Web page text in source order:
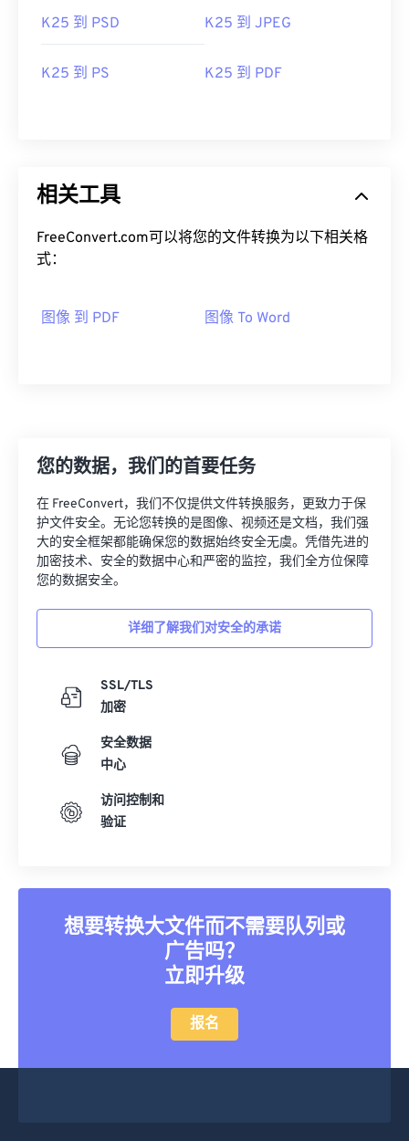
K25 到 PSD K25 到 JPEG
K25 到 PS K25 到 PDF
相关工具
FreeConvert.com可以将您的文件转换为以下相关格
式：
图像 到 PDF 图像 To Word
您的数据，我们的首要任务
在 FreeConvert，我们不仅提供文件转换服务，更致力于保
护文件安全。无论您转换的是图像、视频还是文档，我们强
大的安全框架都能确保您的数据始终安全无虞。凭借先进的
加密技术、安全的数据中心和严密的监控，我们全方位保障
您的数据安全。
详细了解我们对安全的承诺
SSL/TLS
加密
安全数据
中心
访问控制和
验证
想要转换大文件而不需要队列或
广告吗？
立即升级
报名